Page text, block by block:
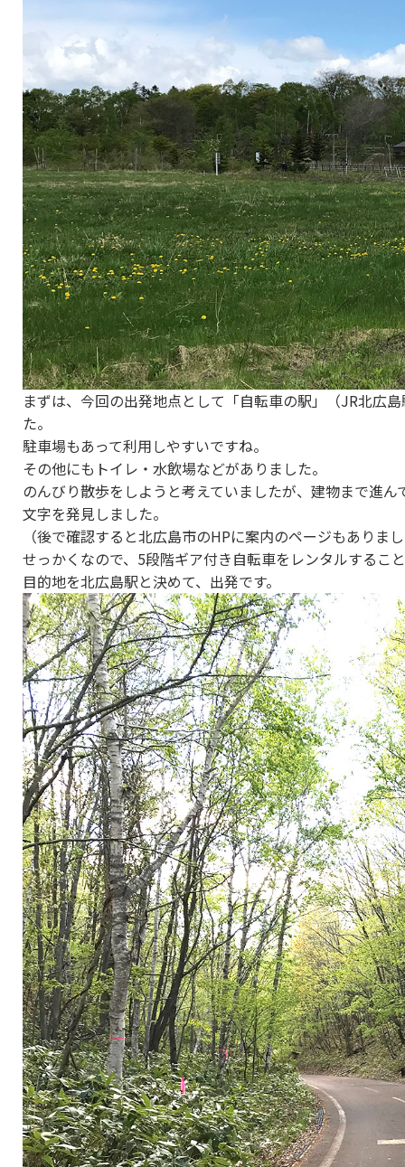
まずは、今回の出発地点として「自転車の駅」（JR北広
た。
駐車場もあって利用しやすいですね。
その他にもトイレ・水飲場などがありました。
のんびり散歩をしようと考えていましたが、建物まで進
文字を発見しました。
（後で確認すると北広島市のHPに案内のページもありま
せっかくなので、5段階ギア付き自転車をレンタルするこ
目的地を北広島駅と決めて、出発です。